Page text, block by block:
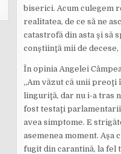
biserici. Acum culegem
realitatea, de ce să ne
catastrofă din asta şi să
conştiinţă mii de decese,
În opinia Angelei
„Am văzut că unii preoţi
linguriţă, dar nu i-a tras
fost testaţi parlamentarii
avea simptome. E
asemenea moment. Aşa
fugit din carantină, la fel